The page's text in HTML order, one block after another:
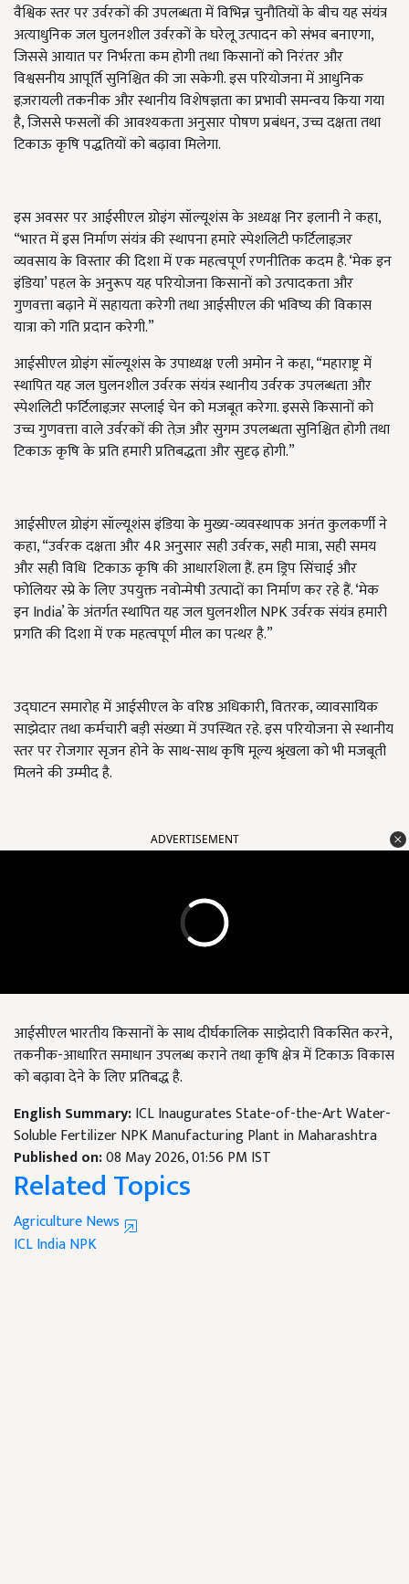
वैश्विक स्तर पर उर्वरकों की उपलब्धता में विभिन्न चुनौतियों के बीच यह संयंत्र
अत्याधुनिक जल घुलनशील उर्वरकों के घरेलू उत्पादन को संभव बनाएगा,
जिससे आयात पर निर्भरता कम होगी तथा किसानों को निरंतर और
विश्वसनीय आपूर्ति सुनिश्चित की जा सकेगी. इस परियोजना में आधुनिक
इज़रायली तकनीक और स्थानीय विशेषज्ञता का प्रभावी समन्वय किया गया
है, जिससे फसलों की आवश्यकता अनुसार पोषण प्रबंधन, उच्च दक्षता तथा
टिकाऊ कृषि पद्धतियों को बढ़ावा मिलेगा.
इस अवसर पर आईसीएल ग्रोइंग सॉल्यूशंस के अध्यक्ष निर इलानी ने कहा,
“भारत में इस निर्माण संयंत्र की स्थापना हमारे स्पेशलिटी फर्टिलाइज़र
व्यवसाय के विस्तार की दिशा में एक महत्वपूर्ण रणनीतिक कदम है. ‘मेक इन
इंडिया’ पहल के अनुरूप यह परियोजना किसानों को उत्पादकता और
गुणवत्ता बढ़ाने में सहायता करेगी तथा आईसीएल की भविष्य की विकास
यात्रा को गति प्रदान करेगी.”
आईसीएल ग्रोइंग सॉल्यूशंस के उपाध्यक्ष एली अमोन ने कहा, “महाराष्ट्र में
स्थापित यह जल घुलनशील उर्वरक संयंत्र स्थानीय उर्वरक उपलब्धता और
स्पेशलिटी फर्टिलाइज़र सप्लाई चेन को मजबूत करेगा. इससे किसानों को
उच्च गुणवत्ता वाले उर्वरकों की तेज़ और सुगम उपलब्धता सुनिश्चित होगी तथा
टिकाऊ कृषि के प्रति हमारी प्रतिबद्धता और सुदृढ़ होगी.”
आईसीएल ग्रोइंग सॉल्यूशंस इंडिया के मुख्य-व्यवस्थापक अनंतकुलकर्णी ने
कहा, “उर्वरक दक्षता और 4R अनुसार सही उर्वरक, सही मात्रा, सही समय
और सही विधि टिकाऊ कृषि की आधारशिला हैं. हम ड्रिप सिंचाई और
फोलियर स्प्रे के लिए उपयुक्त नवोन्मेषी उत्पादों का निर्माण कर रहे हैं. ‘मेक
इन India’ के अंतर्गत स्थापित यह जल घुलनशील NPK उर्वरक संयंत्र हमारी
प्रगति की दिशा में एक महत्वपूर्ण मील का पत्थर है.”
उद्घाटन समारोह में आईसीएल के वरिष्ठ अधिकारी, वितरक, व्यावसायिक
साझेदार तथा कर्मचारी बड़ी संख्या में उपस्थित रहे. इस परियोजना से स्थानीय
स्तर पर रोजगार सृजन होने के साथ-साथ कृषि मूल्य श्रृंखला को भी मजबूती
मिलने की उम्मीद है.
ADVERTISEMENT
आईसीएल भारतीय किसानों के साथ दीर्घकालिक साझेदारी विकसित करने,
तकनीक-आधारित समाधान उपलब्ध कराने तथा कृषि क्षेत्र में टिकाऊ विकास
को बढ़ावा देने के लिए प्रतिबद्ध है.
English Summary:ICL Inaugurates State-of-the-Art Water-
Soluble Fertilizer NPK Manufacturing Plant in Maharashtra
Published on:08 May 2026, 01:56 PM IST
Related Topics
Agriculture News
ICL IndiaNPK